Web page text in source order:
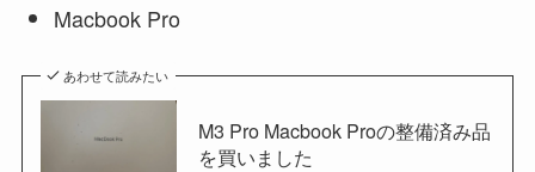
Macbook Pro
あわせて読みたい
M3 Pro Macbook Proの整備済み品
を買いました